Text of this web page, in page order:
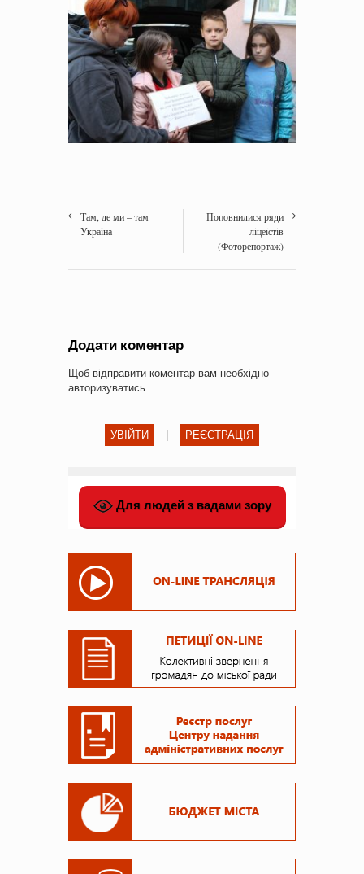
Там, де ми – там
Україна
Поповнилися ряди
ліцеїстів
(Фоторепортаж)
Додати коментар
Щоб відправити коментар вам необхідно
авторизуватись
УВІЙТИ РЕЄСТРАЦІЯ
Для людей з вадами зору